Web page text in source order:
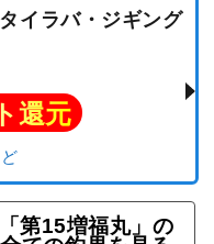
イラバ・ジギング
還元